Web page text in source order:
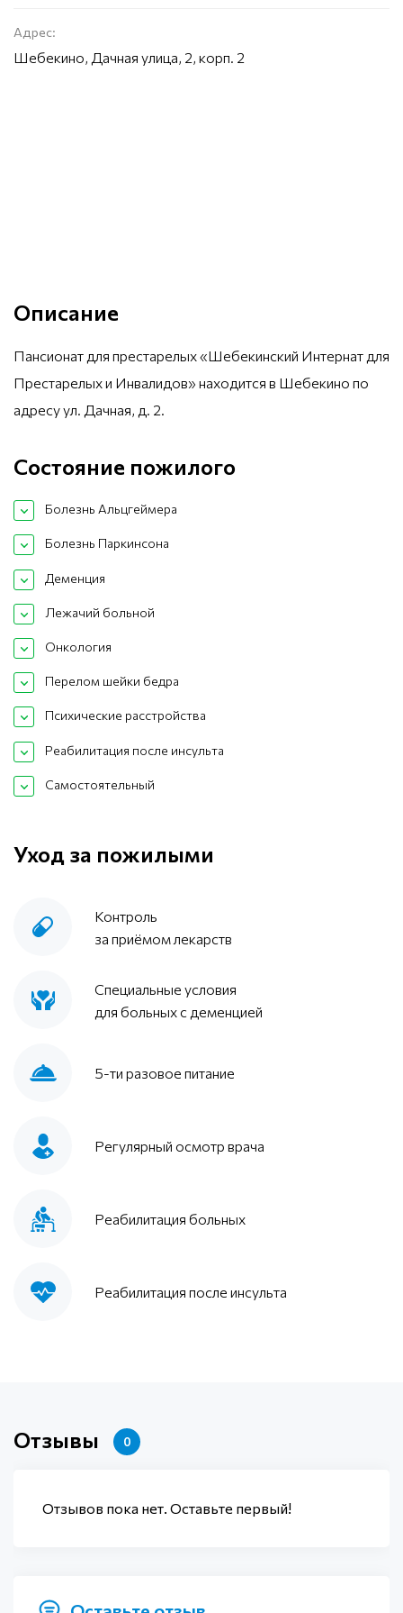
Адрес:
Шебекино, Дачная улица, 2, корп. 2
Описание
Пансионат для престарелых «Шебекинский Интернат для
Престарелых и Инвалидов» находится в Шебекино по
адресу ул. Дачная, д. 2.
Состояние пожилого
Болезнь Альцгеймера
Болезнь Паркинсона
Деменция
Лежачий больной
Онкология
Перелом шейки бедра
Психические расстройства
Реабилитация после инсульта
Самостоятельный
Уход за пожилыми
Контроль
за приёмом лекарств
Специальные условия
для больных с деменцией
5-ти разовое питание
Регулярный осмотр врача
Реабилитация больных
Реабилитация после инсульта
Отзывы 0
Отзывов пока нет. Оставьте первый!